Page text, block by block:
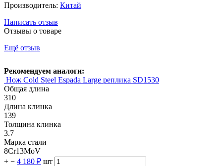
Производитель: Китай
Написать отзыв
Отзывы о товаре
Ещё отзыв
Рекомендуем аналоги:
Нож Cold Steel Espada Large реплика SD1530
Общая длина
310
Длина клинка
139
Толщина клинка
3.7
Марка стали
8Cr13MoV
+ − 4 180 ₽ шт